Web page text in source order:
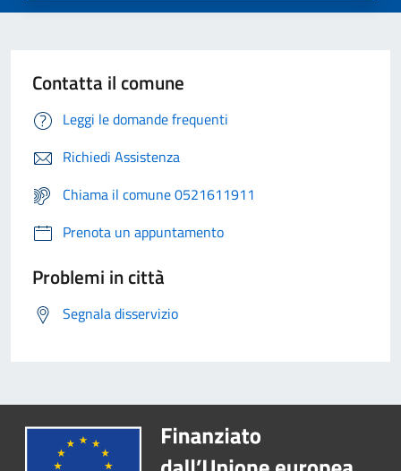
Contatta il comune
Leggi le domande frequenti
Richiedi Assistenza
Chiama il comune 0521611911
Prenota un appuntamento
Problemi in città
Segnala disservizio